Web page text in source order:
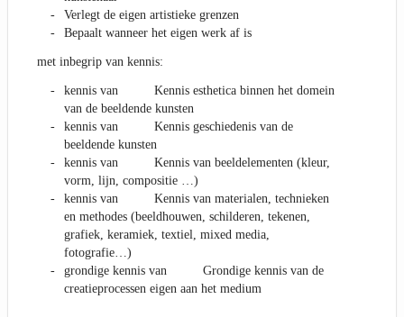
Verlegt de eigen artistieke grenzen
Bepaalt wanneer het eigen werk af is
met inbegrip van kennis:
kennis van Kennis esthetica binnen het domein
van de beeldende kunsten
kennis van Kennis geschiedenis van de
beeldende kunsten
kennis van Kennis van beeldelementen (kleur,
vorm, lijn, compositie …)
kennis van Kennis van materialen, technieken
en methodes (beeldhouwen, schilderen, tekenen,
grafiek, keramiek, textiel, mixed media,
fotografie…)
grondige kennis van Grondige kennis van de
creatieprocessen eigen aan het medium